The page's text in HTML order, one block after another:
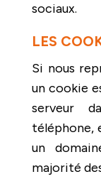
sociaux.
LES
Si nous
un cookie
serveur
téléphone,
un
majorité